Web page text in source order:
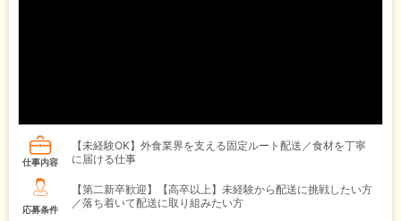
仕事内容
【未経験OK】外食業界を支える固定ルート配送／食材を丁寧
に届ける仕事
応募条件
【第二新卒歓迎】【高卒以上】未経験から配送に挑戦したい方
／落ち着いて配送に取り組みたい方